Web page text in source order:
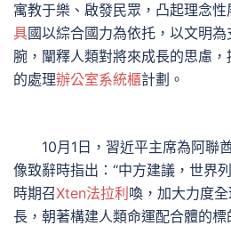
寓教于樂、啟發民眾，凸起理念
具國以綜合國力為依托，以文明
腕，闡釋人類對將來成長的思慮
的處理辦公室系統櫃計劃。
10月1日，習近平主席為阿聯
像致辭時指出：“中方建議，世界
時期召Xten法拉利 喚，加大力度
長，朝著構建人類命運配合體的標